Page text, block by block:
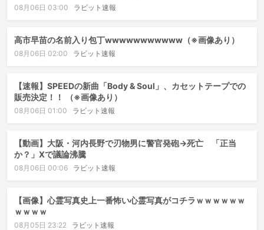
08月06日 03:00 ラビット速報
高市早苗の名前入り包丁wwwwwwwwwww（※画像あり）
08月06日 02:00 ラビット速報
【速報】SPEEDの新曲「Body & Soul」、カセットテープでの
販売決定！！ （※画像あり）
08月06日 01:00 ラビット速報
【動画】大阪・河内長野で刃物男に警官発砲→死亡 「正当
か？」Xで議論沸騰
08月06日 00:06 ラビット速報
【画像】心霊写真史上一番怖い心霊写真がコチラｗｗｗｗｗｗ
ｗｗｗｗ
08月05日 23:22 ラビット速報